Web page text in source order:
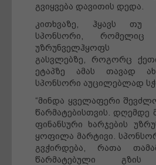
გვიყვება დავითის დედა.
კითხვაზე, ჰყავს თუ
სპონსორი, რომელიც
უზრუნველჰყოფს
გასვლებზე, როგორც
ეტაპზე ამას თავად
სპონსორი აუცილებლად
“მინდა ყველაფერი
წარმატებისთვის. დღემდე
ფინანსური ხარჯების
ყოფილა მარტივი.
გვჭირდება, რათა
წარმატებული გზის